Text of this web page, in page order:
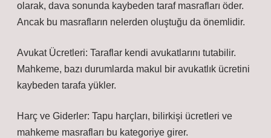
olarak, dava sonunda kaybeden taraf masrafları öder.
Ancak bu masrafların nelerden oluştuğu da önemlidir.
Avukat Ücretleri: Taraflar kendi avukatlarını tutabilir.
Mahkeme, bazı durumlarda makul bir avukatlık ücretini
kaybeden tarafa yükler.
Harç ve Giderler: Tapu harçları, bilirkişi ücretleri ve
mahkeme masrafları bu kategoriye girer.